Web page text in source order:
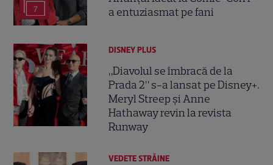
7
a entuziasmat pe fani
DISNEY PLUS
„Diavolul se îmbracă de la
Prada 2” s-a lansat pe Disney+.
Meryl Streep și Anne
Hathaway revin la revista
Runway
VEDETE STRĂINE